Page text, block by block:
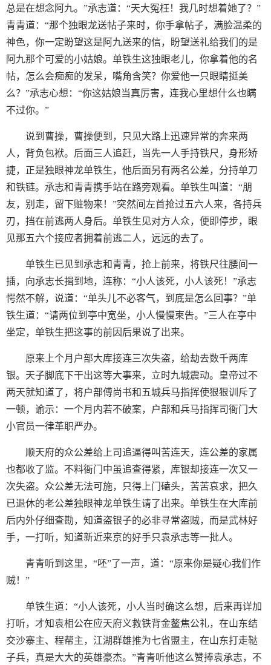
总是在想念阿九。”承志道：“天大冤枉！我几时想着她了？”
青青道：“那个独眼龙送帖子来时，你手拿帖子，满脸温柔的
神色，你一定盼望这是阿九送来的信，盼望送礼给我们的是
阿九那个可爱的小姑娘。单铁生这独眼老儿，你拿着他的名
帖，怎么会痴痴的发呆，嘴角含笑？你爱他一只眼睛挺美
么？”承志心想：“你这姑娘当真厉害，连我心里想什么也瞒
不过你。”
说到曹操，曹操便到，只见大路上迅速异常的奔来两
人，背负包袱。后面三人追赶，当先一人手持铁尺，身形矫
捷，正是独眼神龙单铁生，他后面另有两名公差，分持单刀
和铁链。承志和青青携手站在路旁观看。单铁生叫道：“朋
友，别走，留下赃物来！”突然间左首抢过五六人来，各持兵
刃，挡在前逃两人身后。单铁生见对方人众，便即停步，眼
见那五六个接应者拥着前逃二人，远远的去了。
单铁生已见到承志和青青，抢上前来，将铁尺往腰间一
插，向承志长揖到地，连称：“小人该死，小人该死！”承志
愕然不解，说道：“单头儿不必客气，到底是怎么回事？”单
铁生道：“请两位到亭中宽坐，小人慢慢柬告。”三人在亭中
坐定，单铁生把这事的前因后果说了出来。
原来上个月户部大库接连三次失盗，给劫去数千两库
银。天子脚底下干出这等大事来，立时九城震动。皇帝过不
两天就知道了，将户部傅尚书和五城兵马指挥使狠狠训斥了
一顿，谕示：一个月内若不破案，户部和兵马指挥司衙门大
小官员一律革职严办。
顺天府的众公差给上司追逼得叫苦连天，连公差的家属
也都收了监。不料衙门中虽追查得紧，库银却接连一次又一
次失盗。众公差无法可施，只得上门磕头，苦苦哀求，把久
已退休的老公差独眼神龙单铁生请了出来。单铁生在大库前
后内外仔细查勘，知道盗银子的必非寻常盗贼，而是武林好
手，一打听，知道新近来京的好手只袁承志等一批人。
青青听到这里，“呸”了一声，道：“原来你是疑心我们作
贼！”
单铁生道：“小人该死，小人当时确这么想，后来再详加
打听，才知袁相公在应天府义救铁背金鳌焦公礼，在山东结
交沙寨主、程帮主，江湖群雄推为七省盟主，在山东打走鞑
子兵，真是大大的英雄豪杰。”青青听他这么赞捧袁承志，不